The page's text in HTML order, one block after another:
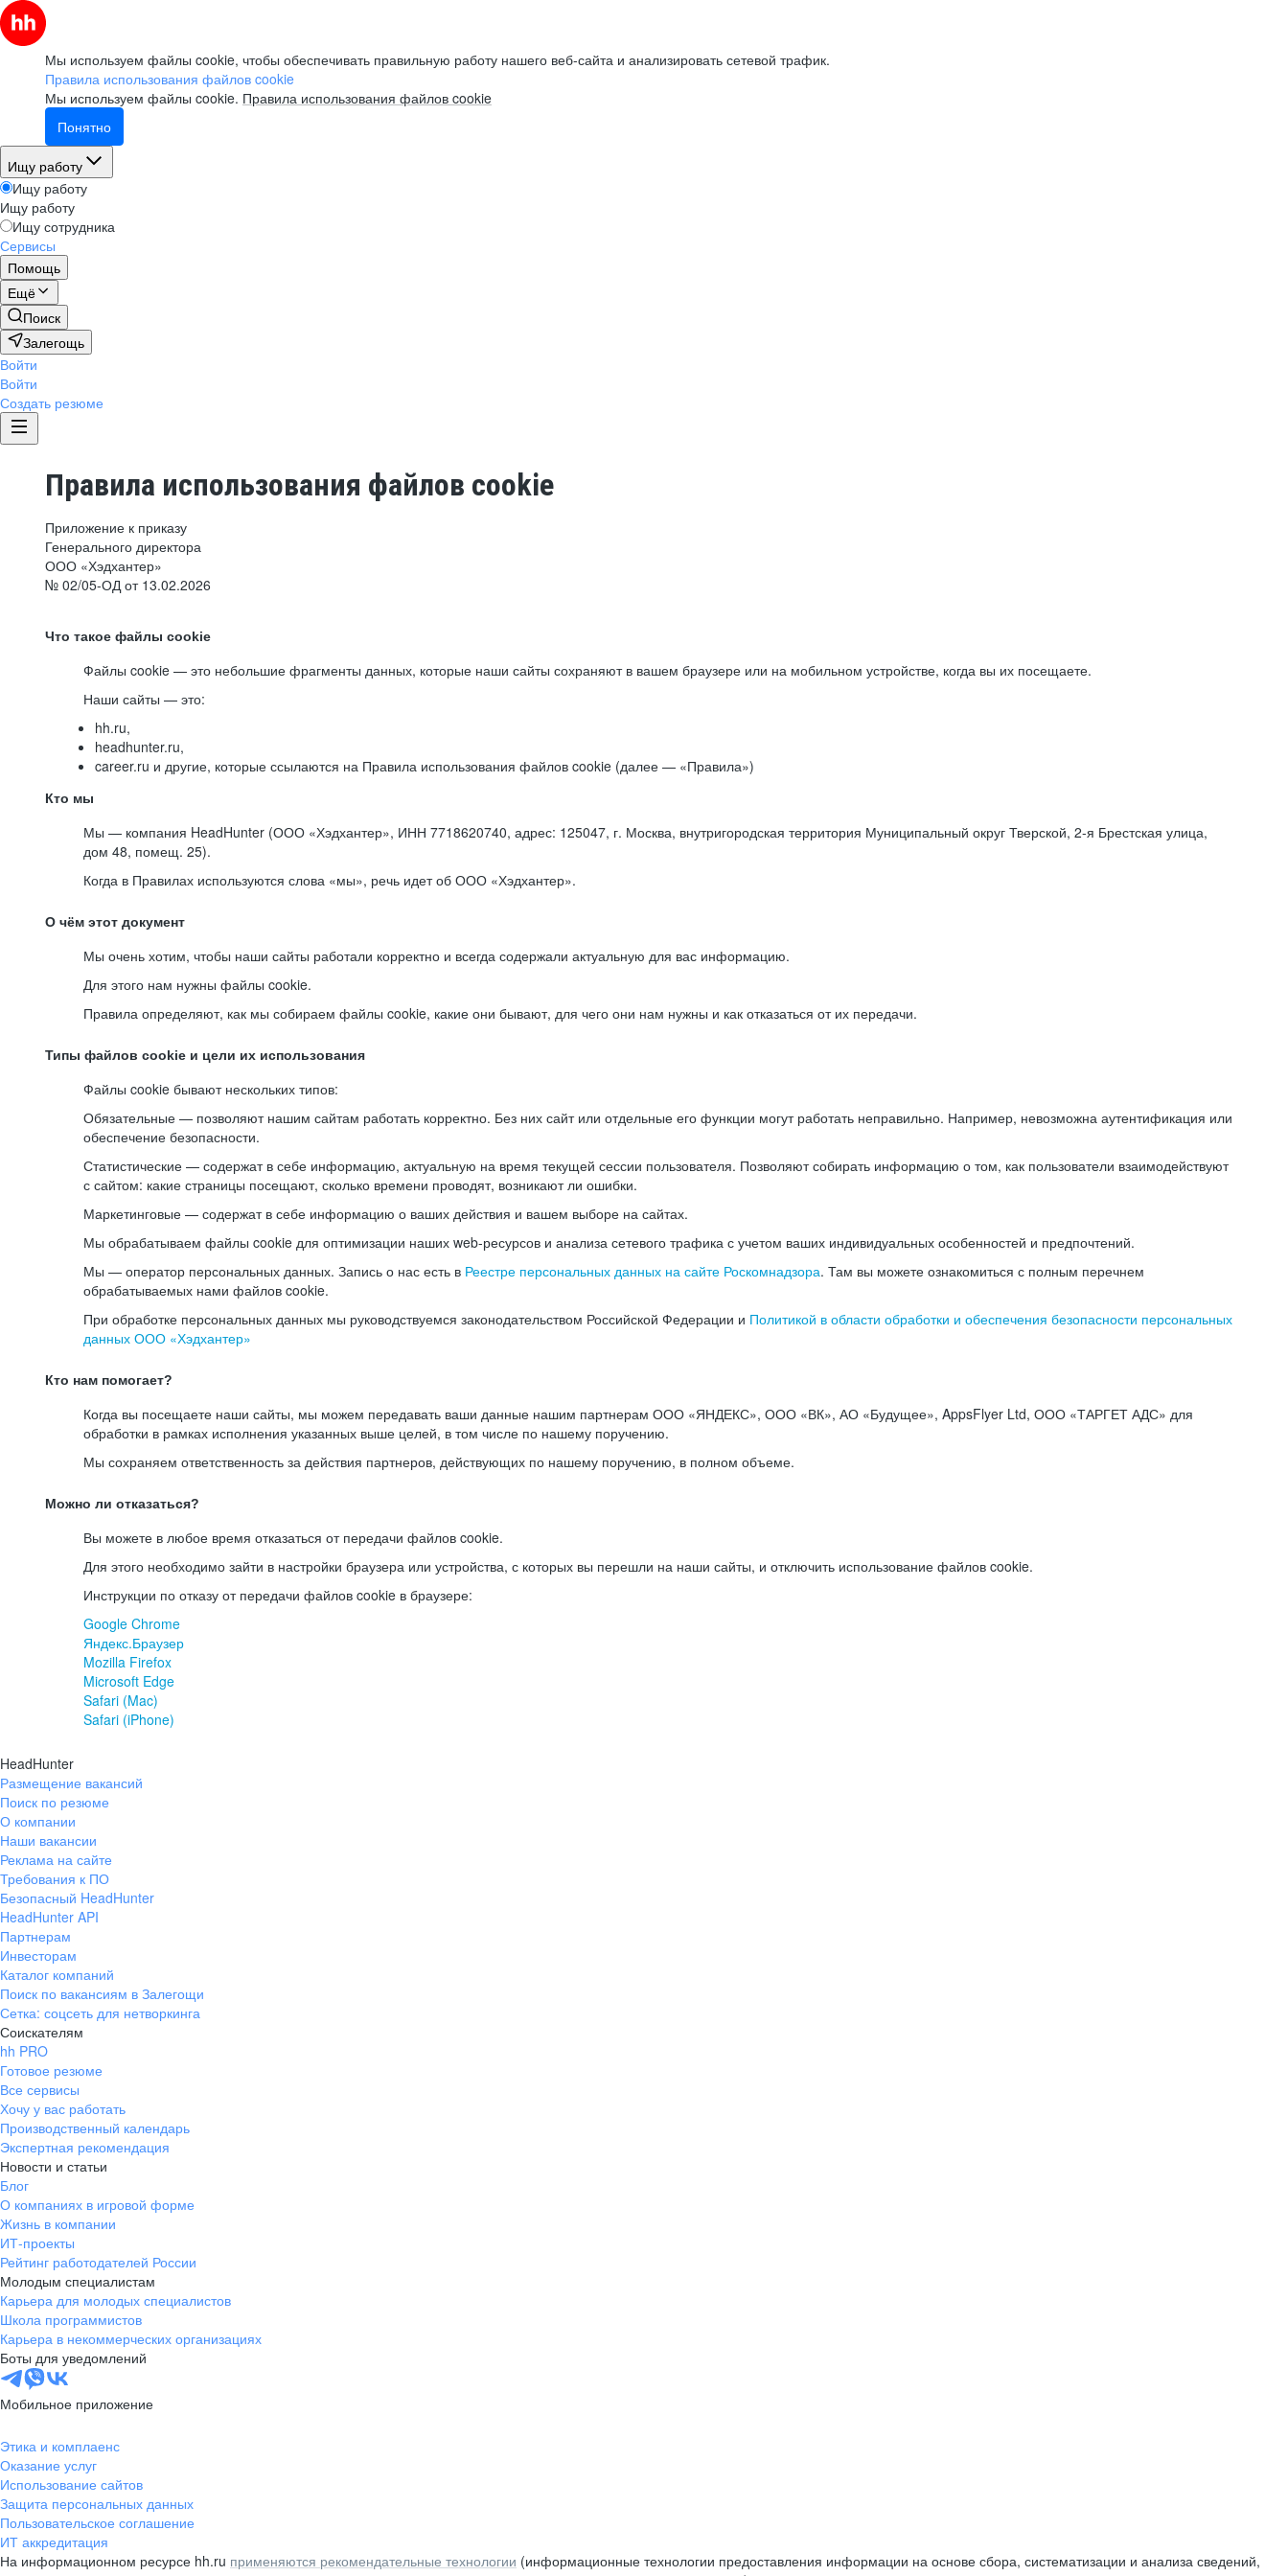
Мы используем файлы cookie, чтобы обеспечивать правильную работу нашего веб-сайта и анализировать сетевой трафик.
Правила использования файлов cookie
Мы используем файлы cookie. Правила использования файлов cookie
Понятно
Ищу работу
Ищу работу
Ищу работу
Ищу сотрудника
Сервисы
Помощь
Ещё
Поиск
Залегощь
Войти
Войти
Создать резюме
Правила использования файлов cookie
Приложение к приказу
Генерального директора
ООО «Хэдхантер»
№ 02/05-ОД от 13.02.2026
Что такое файлы cookie
Файлы cookie — это небольшие фрагменты данных, которые наши сайты сохраняют в вашем браузере или на мобильном устройстве, когда вы их посещаете.
Наши сайты — это:
hh.ru,
headhunter.ru,
career.ru и другие, которые ссылаются на Правила использования файлов cookie (далее — «Правила»)
Кто мы
Мы — компания HeadHunter (ООО «Хэдхантер», ИНН 7718620740, адрес: 125047, г. Москва, внутригородская территория Муниципальный округ Тверской, 2-я Брестская улица,
дом 48, помещ. 25).
Когда в Правилах используются слова «мы», речь идет об ООО «Хэдхантер».
О чём этот документ
Мы очень хотим, чтобы наши сайты работали корректно и всегда содержали актуальную для вас информацию.
Для этого нам нужны файлы cookie.
Правила определяют, как мы собираем файлы cookie, какие они бывают, для чего они нам нужны и как отказаться от их передачи.
Типы файлов cookie и цели их использования
Файлы cookie бывают нескольких типов:
Обязательные — позволяют нашим сайтам работать корректно. Без них сайт или отдельные его функции могут работать неправильно. Например, невозможна аутентификация или
обеспечение безопасности.
Статистические — содержат в себе информацию, актуальную на время текущей сессии пользователя. Позволяют собирать информацию о том, как пользователи взаимодействуют
с сайтом: какие страницы посещают, сколько времени проводят, возникают ли ошибки.
Маркетинговые — содержат в себе информацию о ваших действия и вашем выборе на сайтах.
Мы обрабатываем файлы cookie для оптимизации наших web-ресурсов и анализа сетевого трафика с учетом ваших индивидуальных особенностей и предпочтений.
Мы — оператор персональных данных. Запись о нас есть в Реестре персональных данных на сайте Роскомнадзора. Там вы можете ознакомиться с полным перечнем
обрабатываемых нами файлов cookie.
При обработке персональных данных мы руководствуемся законодательством Российской Федерации и Политикой в области обработки и обеспечения безопасности персональных
данных ООО «Хэдхантер»
Кто нам помогает?
Когда вы посещаете наши сайты, мы можем передавать ваши данные нашим партнерам ООО «ЯНДЕКС», ООО «ВК», АО «Будущее», AppsFlyer Ltd, ООО «ТАРГЕТ АДС» для
обработки в рамках исполнения указанных выше целей, в том числе по нашему поручению.
Мы сохраняем ответственность за действия партнеров, действующих по нашему поручению, в полном объеме.
Можно ли отказаться?
Вы можете в любое время отказаться от передачи файлов cookie.
Для этого необходимо зайти в настройки браузера или устройства, с которых вы перешли на наши сайты, и отключить использование файлов cookie.
Инструкции по отказу от передачи файлов cookie в браузере:
Google Chrome
Яндекс.Браузер
Mozilla Firefox
Microsoft Edge
Safari (Mac)
Safari (iPhone)
HeadHunter
Размещение вакансий
Поиск по резюме
О компании
Наши вакансии
Реклама на сайте
Требования к ПО
Безопасный HeadHunter
HeadHunter API
Партнерам
Инвесторам
Каталог компаний
Поиск по вакансиям в Залегощи
Сетка: соцсеть для нетворкинга
Соискателям
hh PRO
Готовое резюме
Все сервисы
Хочу у вас работать
Производственный календарь
Экспертная рекомендация
Новости и статьи
Блог
О компаниях в игровой форме
Жизнь в компании
ИТ-проекты
Рейтинг работодателей России
Молодым специалистам
Карьера для молодых специалистов
Школа программистов
Карьера в некоммерческих организациях
Боты для уведомлений
Мобильное приложение
Этика и комплаенс
Оказание услуг
Использование сайтов
Защита персональных данных
Пользовательское соглашение
ИТ аккредитация
На информационном ресурсе hh.ru применяются рекомендательные технологии (информационные технологии предоставления информации на основе сбора, систематизации и анализа сведений,